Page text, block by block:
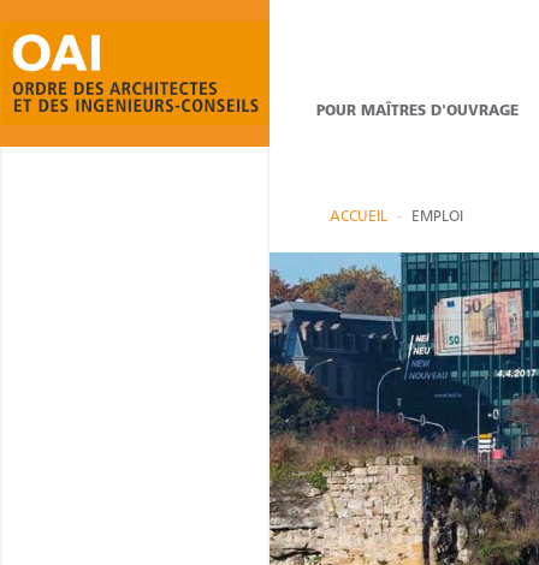
POUR MAÎTRES D'OUVRAGE
ACCUEIL EMPLOI